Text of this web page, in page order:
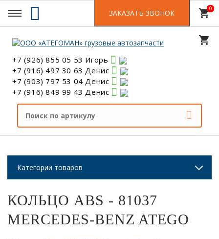
+7 (926) 855 05 53 Игорь
+7 (916) 497 30 63 Денис
+7 (903) 797 53 04 Денис
+7 (916) 849 99 43 Денис
ЗАКАЗАТЬ ЗВОНОК shopping_cart0
shopping_cart
0
Категории товаров
КОЛЬЦО ABS - 81037
MERCEDES-BENZ ATEGO